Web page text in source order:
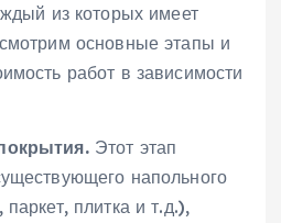
из которых имеет
основные этапы и
работ в зависимости
Этот этап
напольного
плитка и т.д.)‚